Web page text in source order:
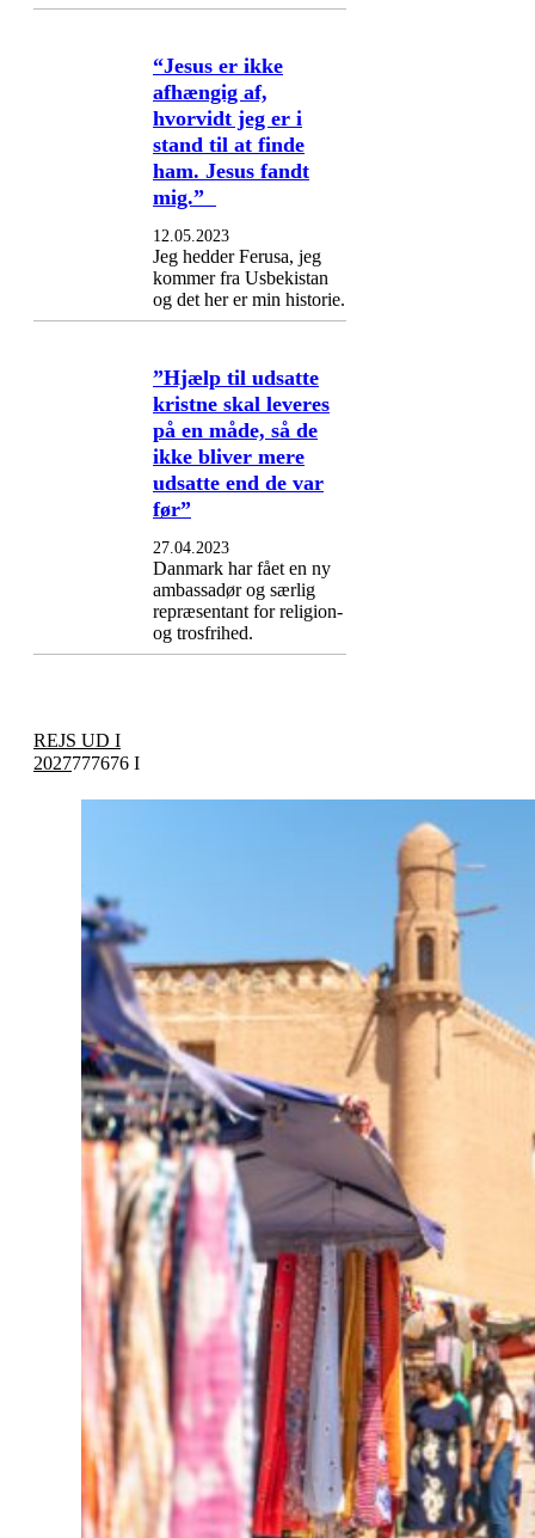
“Jesus er ikke
afhængig af,
hvorvidt jeg er i
stand til at finde
ham. Jesus fandt
mig.”
12.05.2023
Jeg hedder Ferusa, jeg
kommer fra Usbekistan
og det her er min historie.
”Hjælp til udsatte
kristne skal leveres
på en måde, så de
ikke bliver mere
udsatte end de var
før”
27.04.2023
Danmark har fået en ny
ambassadør og særlig
repræsentant for religion-
og trosfrihed.
REJS UD I
2027777676 I